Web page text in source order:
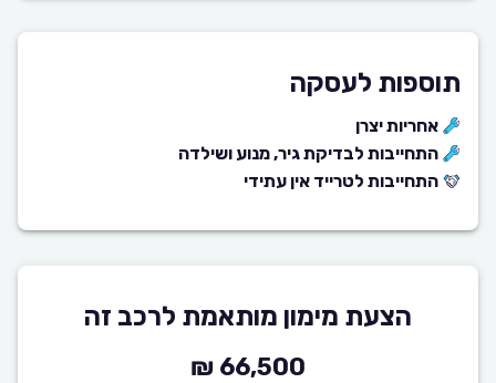
תוספות לעסקה
אחריות יצרן
התחייבות לבדיקת גיר, מנוע ושילדה
התחייבות לטרייד אין עתידי
הצעת מימון מותאמת לרכב זה
66,500 ₪